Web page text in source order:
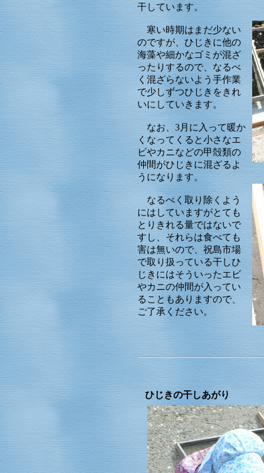
干しています。
寒い時期はまだ少ない
のですが、ひじきに他の
海藻や細かなゴミが混ざ
ったりするので、なるべ
く混ざらないよう手作業
で少しずつひじきをきれ
いにしていきます。
なお、3月に入って暖か
くなってくると小さなエ
ビやカニなどの甲殻類の
仲間がひじきに混ざるよ
うになります。
なるべく取り除くよう
にはしていますがとても
とりきれる量ではないで
すし、それらは食べても
害は無いので、祝島市場
で取り扱っている干しひ
じきにはそういったエビ
やカニの仲間が入ってい
ることもありますので、
ご了承ください。
ひじきの干しあがり